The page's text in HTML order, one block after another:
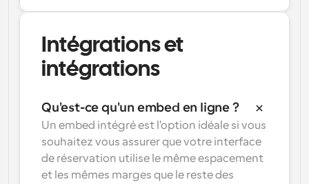
Intégrations et
intégrations
Qu'est-ce qu'un embed en ligne ?
Un embed intégré est l'option idéale si vous
souhaitez vous assurer que votre interface
de réservation utilise le même espacement
et les mêmes marges que le reste des